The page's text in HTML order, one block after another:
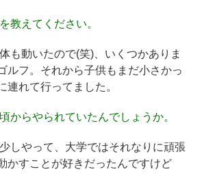
教えてください。
も動いたので(笑)、いくつかありま
ルフ。それから子供もまだ小さかっ
連れて行ってました。
からやられていたんでしょうか。
しやって、大学ではそれなりに頑張
かすことが好きだったんですけど